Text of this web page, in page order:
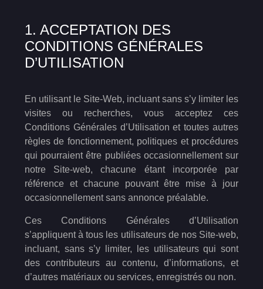
1. ACCEPTATION DES
CONDITIONS GÉNÉRALES
D’UTILISATION
En utilisant le Site-Web, incluant sans s’y limiter les
visites ou recherches, vous acceptez ces
Conditions Générales d’Utilisation et toutes autres
règles de fonctionnement, politiques et procédures
qui pourraient être publiées occasionnellement sur
notre Site-web, chacune étant incorporée par
référence et chacune pouvant être mise à jour
occasionnellement sans annonce préalable.
Ces Conditions Générales d’Utilisation
s’appliquent à tous les utilisateurs de nos Site-web,
incluant, sans s’y limiter, les utilisateurs qui sont
des contributeurs au contenu, d’informations, et
d’autres matériaux ou services, enregistrés ou non.